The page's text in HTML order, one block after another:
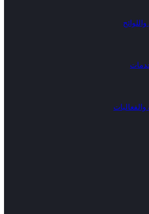
واللوائح
والفعاليات